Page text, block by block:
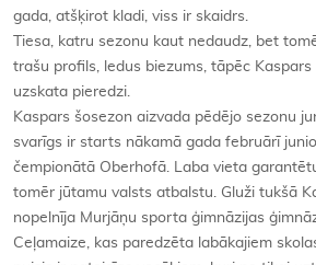
gada, atšķirot kladi, viss ir skaidrs.
Tiesa, katru sezonu kaut nedaudz, bet
trašu profils, ledus biezums, tāpēc
uzskata pieredzi.
Kaspars šosezon aizvada pēdējo sezonu
svarīgs ir starts nākamā gada februārī
čempionātā Oberhofā. Laba vieta
tomēr jūtamu valsts atbalstu. Gluži tukšā
nopelnīja Murjāņu sporta ģimnāzijas
Ceļamaize, kas paredzēta labākajiem